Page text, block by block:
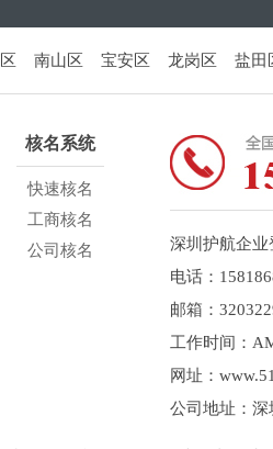
南山区 宝安区 龙岗区 盐田
核名系统
快速核名
工商核名
公司核名
深圳护航企业
电话：
邮箱：
工作时间：
网址：
公司地址：深